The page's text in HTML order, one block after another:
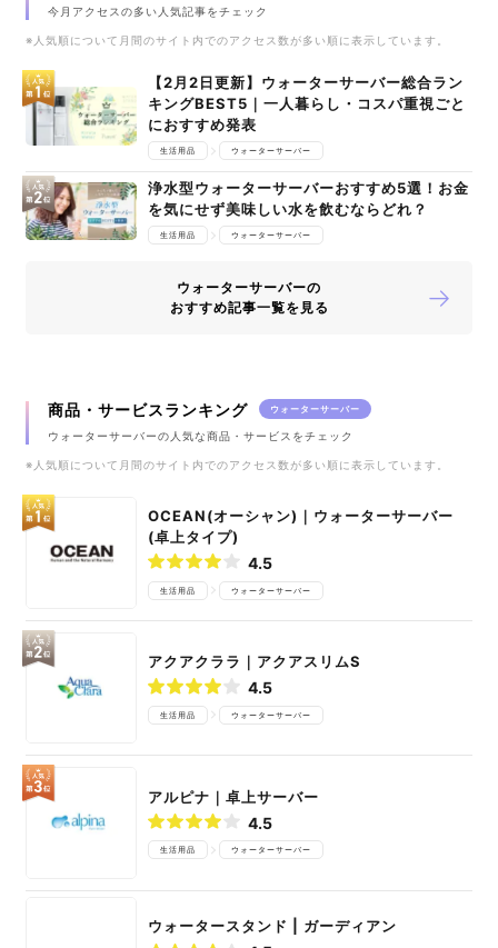
今月アクセスの多い人気記事をチェック
※人気順について月間のサイト内でのアクセス数が多い順に表示しています。
【2月2日更新】ウォーターサーバー総合ラン
キングBEST5｜一人暮らし・コスパ重視ごと
におすすめ発表
生活用品 ウォーターサーバー
浄水型ウォーターサーバーおすすめ5選！お金
を気にせず美味しい水を飲むならどれ？
生活用品 ウォーターサーバー
ウォーターサーバーの
おすすめ記事一覧を見る
商品・サービスランキング ウォーターサーバー
ウォーターサーバーの人気な商品・サービスをチェック
※人気順について月間のサイト内でのアクセス数が多い順に表示しています。
OCEAN(オーシャン)｜ウォーターサーバー
(卓上タイプ)
4.5
生活用品 ウォーターサーバー
アクアクララ｜アクアスリムS
4.5
生活用品 ウォーターサーバー
アルピナ｜卓上サーバー
4.5
生活用品 ウォーターサーバー
ウォータースタンド | ガーディアン